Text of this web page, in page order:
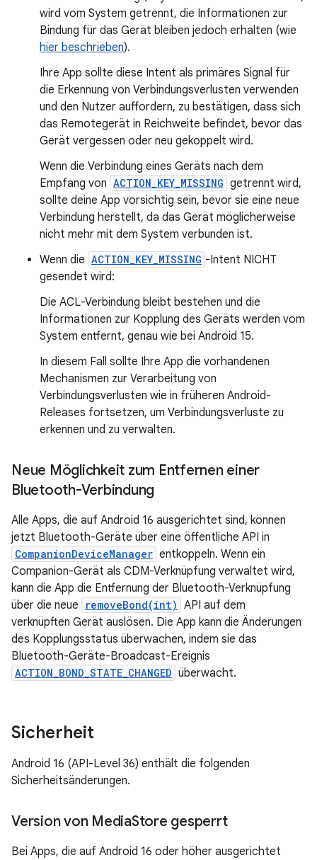
wird vom System getrennt, die Informationen zur
Bindung für das Gerät bleiben jedoch erhalten (wie
hier beschrieben).
Ihre App sollte diese Intent als primäres Signal für
die Erkennung von Verbindungsverlusten verwenden
und den Nutzer auffordern, zu bestätigen, dass sich
das Remotegerät in Reichweite befindet, bevor das
Gerät vergessen oder neu gekoppelt wird.
Wenn die Verbindung eines Geräts nach dem
Empfang von ACTION_KEY_MISSING getrennt wird,
sollte deine App vorsichtig sein, bevor sie eine neue
Verbindung herstellt, da das Gerät möglicherweise
nicht mehr mit dem System verbunden ist.
Wenn die ACTION_KEY_MISSING -Intent NICHT
gesendet wird:
Die ACL-Verbindung bleibt bestehen und die
Informationen zur Kopplung des Geräts werden vom
System entfernt, genau wie bei Android 15.
In diesem Fall sollte Ihre App die vorhandenen
Mechanismen zur Verarbeitung von
Verbindungsverlusten wie in früheren Android-
Releases fortsetzen, um Verbindungsverluste zu
erkennen und zu verwalten.
Neue Möglichkeit zum Entfernen einer
Bluetooth-Verbindung
Alle Apps, die auf Android 16 ausgerichtet sind, können
jetzt Bluetooth-Geräte über eine öffentliche API in
CompanionDeviceManager entkoppeln. Wenn ein
Companion-Gerät als CDM-Verknüpfung verwaltet wird,
kann die App die Entfernung der Bluetooth-Verknüpfung
über die neue
removeBond(int) API auf dem
verknüpften Gerät auslösen. Die App kann die Änderungen
des Kopplungsstatus überwachen, indem sie das
Bluetooth-Geräte-Broadcast-Ereignis
ACTION_BOND_STATE_CHANGED überwacht.
Sicherheit
Android 16 (API-Level 36) enthält die folgenden
Sicherheitsänderungen.
Version von MediaStore gesperrt
Bei Apps, die auf Android 16 oder höher ausgerichtet